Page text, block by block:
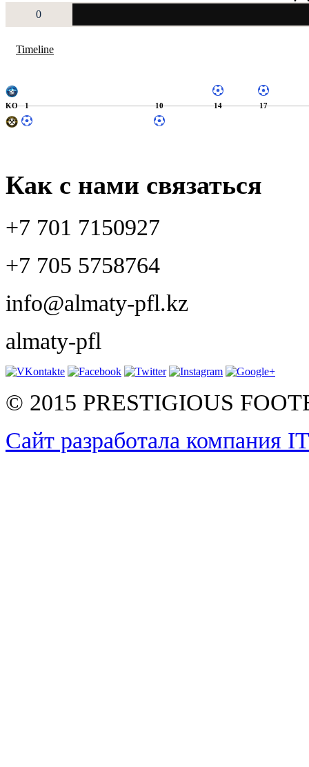
0
Timeline
KO 1 10 14 17
Как с нами связаться
+7 701 7150927
+7 705 5758764
info@almaty-pfl.kz
almaty-pfl
© 2015 PRESTIGIOUS
Сайт разработала компания